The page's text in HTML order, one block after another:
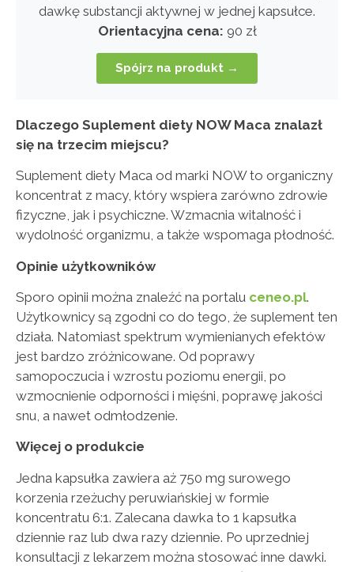
dawkę substancji aktywnej w jednej kapsułce.
Orientacyjna cena: 90 zł
Spójrz na produkt →
Dlaczego Suplement diety NOW Maca znalazł
się na trzecim miejscu?
Suplement diety Maca od marki NOW to organiczny
koncentrat z macy, który wspiera zarówno zdrowie
fizyczne, jak i psychiczne. Wzmacnia witalność i
wydolność organizmu, a także wspomaga płodność.
Opinie użytkowników
Sporo opinii można znaleźć na portalu ceneo.pl.
Użytkownicy są zgodni co do tego, że suplement ten
działa. Natomiast spektrum wymienianych efektów
jest bardzo zróżnicowane. Od poprawy
samopoczucia i wzrostu poziomu energii, po
wzmocnienie odporności i mięśni, poprawę jakości
snu, a nawet odmłodzenie.
Więcej o produkcie
Jedna kapsułka zawiera aż 750 mg surowego
korzenia rzeżuchy peruwiańskiej w formie
koncentratu 6:1. Zalecana dawka to 1 kapsułka
dziennie raz lub dwa razy dziennie. Po uprzedniej
konsultacji z lekarzem można stosować inne dawki.